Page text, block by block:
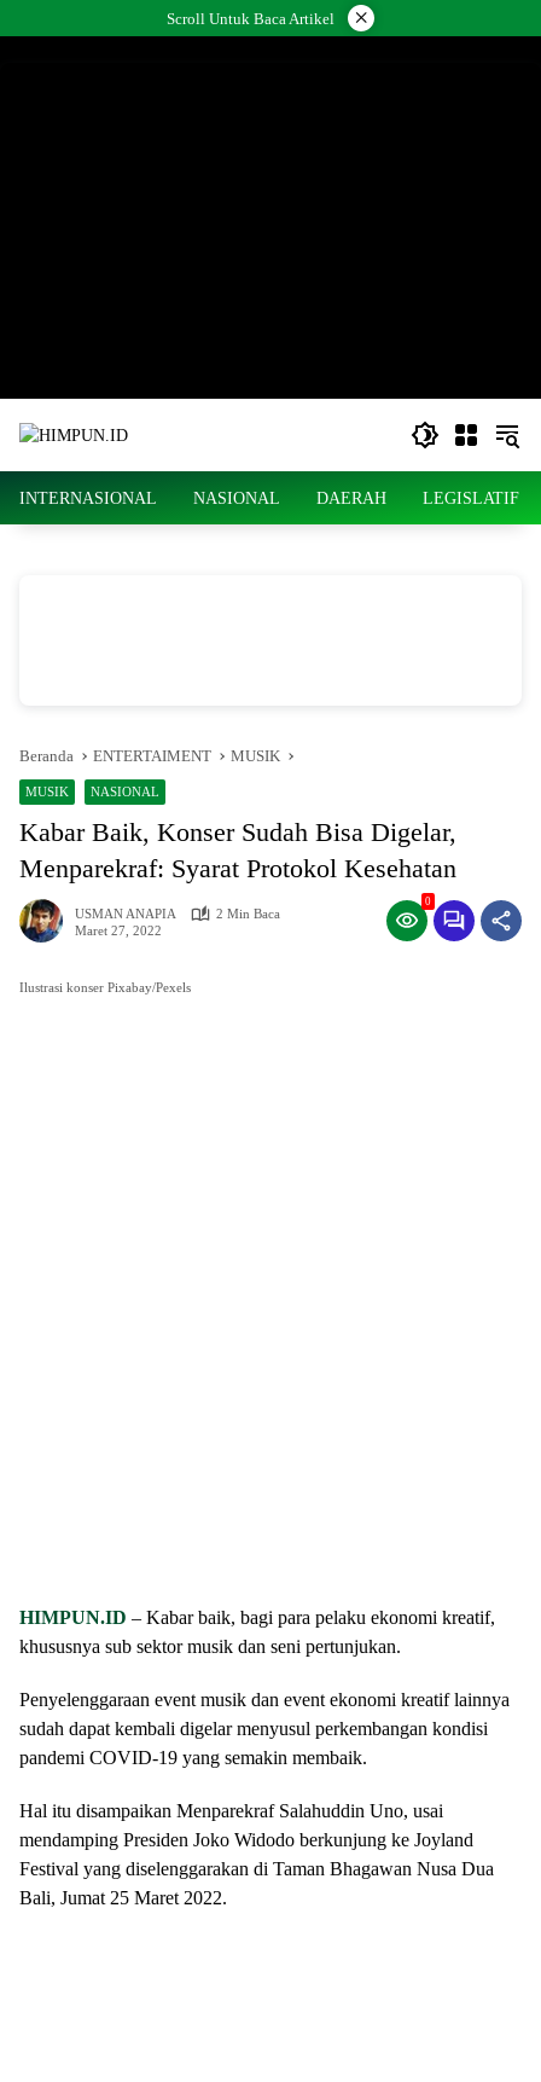
ke
Scroll Untuk Baca Artikel ×
INTERNASIONAL NASIONAL DAERAH LEGISLATIF
Beranda ENTERTAIMENT MUSIK
MUSIK NASIONAL
Kabar Baik, Konser Sudah Bisa Digelar,
Menparekraf: Syarat Protokol Kesehatan
USMAN ANAPIA
2 Min Baca
Maret 27, 2022
0
Ilustrasi konser Pixabay/Pexels
HIMPUN.ID – Kabar baik, bagi para pelaku ekonomi kreatif,
khususnya sub sektor musik dan seni pertunjukan.
Penyelenggaraan event musik dan event ekonomi kreatif lainnya
sudah dapat kembali digelar menyusul perkembangan kondisi
pandemi COVID-19 yang semakin membaik.
Hal itu disampaikan Menparekraf Salahuddin Uno, usai
mendamping Presiden Joko Widodo berkunjung ke Joyland
Festival yang diselenggarakan di Taman Bhagawan Nusa Dua
Bali, Jumat 25 Maret 2022.